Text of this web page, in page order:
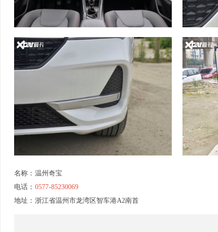
名称： 温州奇宝
电话： 0577-85230069
地址： 浙江省温州市龙湾区智车港A2南首